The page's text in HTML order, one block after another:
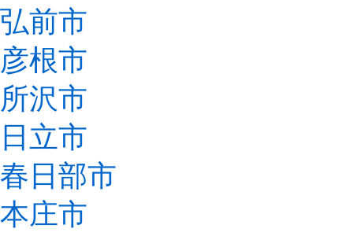
弘前市
彦根市
所沢市
日立市
春日部市
本庄市